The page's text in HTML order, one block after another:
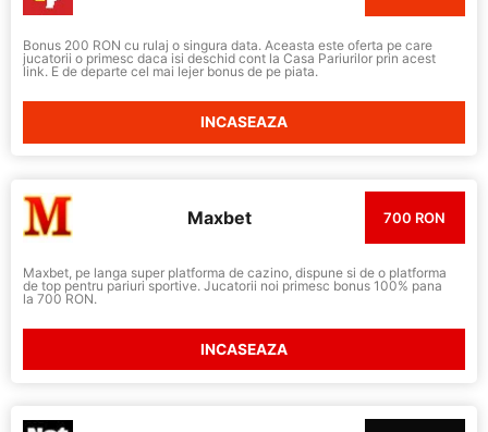
Bonus 200 RON cu rulaj o singura data. Aceasta este oferta pe care
jucatorii o primesc daca isi deschid cont la Casa Pariurilor prin acest
link. E de departe cel mai lejer bonus de pe piata.
INCASEAZA
Maxbet 700 RON
Maxbet, pe langa super platforma de cazino, dispune si de o platforma
de top pentru pariuri sportive. Jucatorii noi primesc bonus 100% pana
la 700 RON.
INCASEAZA